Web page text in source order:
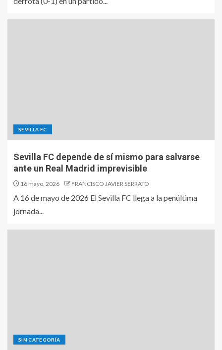
SEVILLA FC
Sevilla FC depende de sí mismo para salvarse
ante un Real Madrid imprevisible
16 mayo, 2026 FRANCISCO JAVIER SERRATO
A 16 de mayo de 2026 El Sevilla FC llega a la penúltima
jornada...
SIN CATEGORÍA